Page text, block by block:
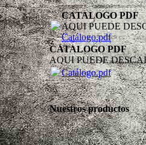
CATALOGO PDF
AQUI PUEDE
Catálogo.pdf
CATALOGO PDF
AQUI PUEDE
Catálogo.pdf
Nuestros productos